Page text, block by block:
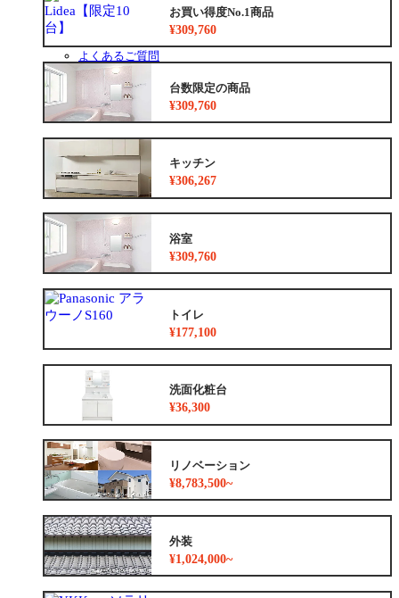
安心保証
お得なリフォームメニュー
よくあるご質問
中古リノベをご検討中の方へ
お買い得度No.1商品
¥309,760
台数限定の商品
¥309,760
キッチン
¥306,267
浴室
¥309,760
トイレ
¥177,100
洗面化粧台
¥36,300
リノベーション
¥8,783,500~
外装
¥1,024,000~